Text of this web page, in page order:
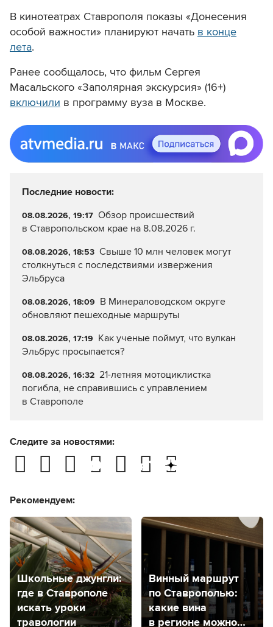
В кинотеатрах Ставрополя показы «Донесения
особой важности» планируют начать в конце
лета.
Ранее сообщалось, что фильм Сергея
Масальского «Заполярная экскурсия» (16+)
включили в программу вуза в Москве.
Последние новости:
08.08.2026, 19:17 Обзор происшествий
в Ставропольском крае на 8.08.2026 г.
08.08.2026, 18:53 Свыше 10 млн человек могут
столкнуться с последствиями извержения
Эльбруса
08.08.2026, 18:09 В Минераловодском округе
обновляют пешеходные маршруты
08.08.2026, 17:19 Как ученые поймут, что вулкан
Эльбрус просыпается?
08.08.2026, 16:32 21-летняя мотоциклистка
погибла, не справившись с управлением
в Ставрополе
Следите за новостями:
Рекомендуем:
Школьные джунгли:
где в Ставрополе
искать уроки
травологии
Винный маршрут
по Ставрополью:
какие вина
в регионе можно